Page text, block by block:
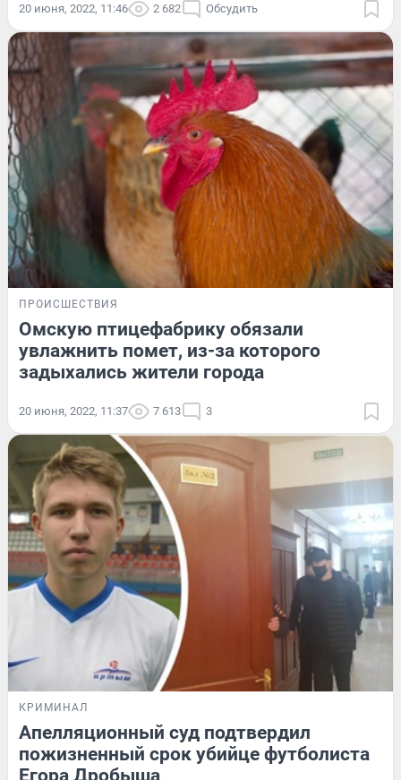
20 июня, 2022, 11:46 2 682 Обсудить
ПРОИСШЕСТВИЯ
Омскую птицефабрику обязали
увлажнить помет, из-за которого
задыхались жители города
20 июня, 2022, 11:37 7 613 3
КРИМИНАЛ
Апелляционный суд подтвердил
пожизненный срок убийце футболиста
Егора Дробыша